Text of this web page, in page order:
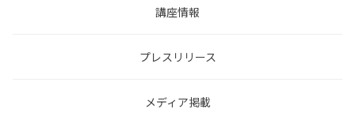
講座情報
プレスリリース
メディア掲載